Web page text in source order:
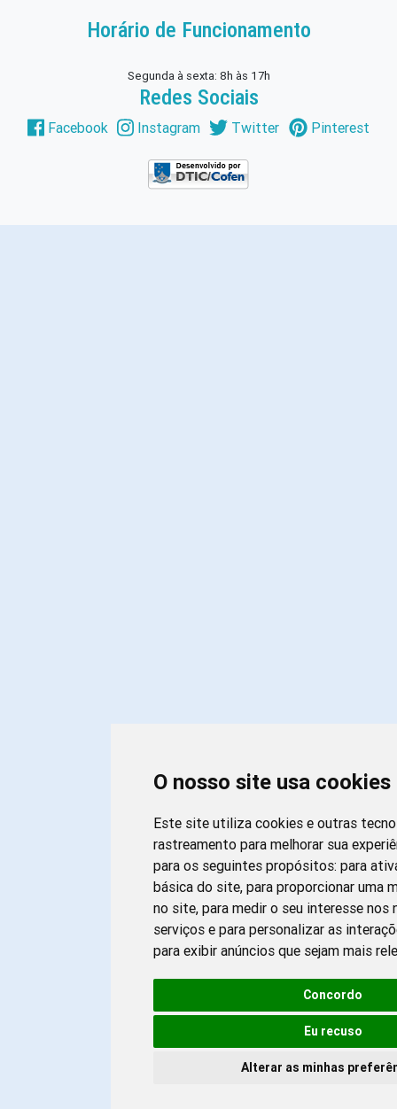
O nosso site usa cookies
Este site utiliza cookies e outras
rastreamento para melhorar sua
para os seguintes propósitos:para
básica do site,para proporcionar uma
no site,para medir o seu interesse
serviços e para personalizar as
para exibir anúncios que sejam mais
Concordo
Eu recuso
Alterar as minhas
Horário de Funcionamento
Segunda à sexta: 8h às 17h
Redes Sociais
Facebook Instagram Twitter Pinterest